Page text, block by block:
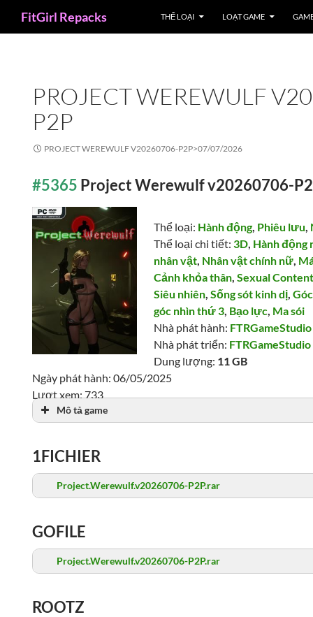
FitGirl Repacks THỂ LOẠI LOẠT GAME
PROJECT WEREWULF
P2P
PROJECT WEREWULF V20260706-P2P>07/07/2026
#5365 Project Werewulf v20260706-
Thể loại: Hành động, Phiêu lưu,
Thể loại chi tiết: 3D, Hành động
nhân vật, Nhân vật chính nữ,
Cảnh khỏa thân,Sexual
Siêu nhiên,Sống sót kinh dị,
góc nhìn thứ 3, Bạo lực, Ma sói
Nhà phát hành: FTRGameStudio
Nhà phát triển: FTRGameStudio
Dung lượng: 11 GB
Ngày phát hành: 06/05/2025
Lượt xem: 733
Mô tả game
1FICHIER
Project.Werewulf.v20260706-P2P.rar
GOFILE
Project.Werewulf.v20260706-P2P.rar
ROOTZ